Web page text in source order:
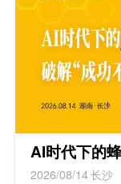
AI时代下的
2026/08/14长沙